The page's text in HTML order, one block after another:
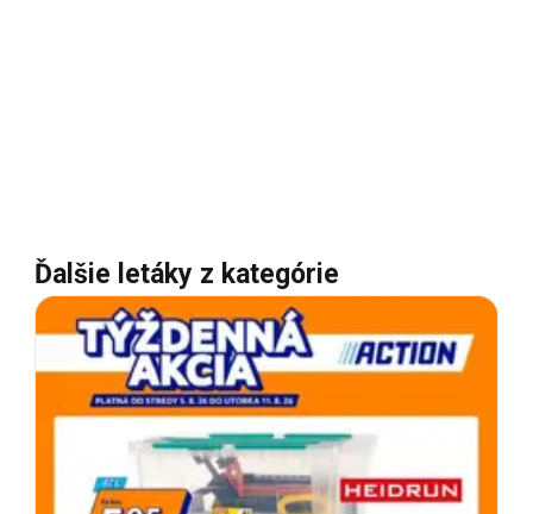
Ďalšie letáky z kategórie